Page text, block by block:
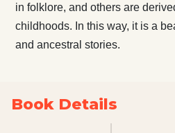
in folklore, and others are
childhoods. In this way, it is a
and ancestral stories.
Book Details